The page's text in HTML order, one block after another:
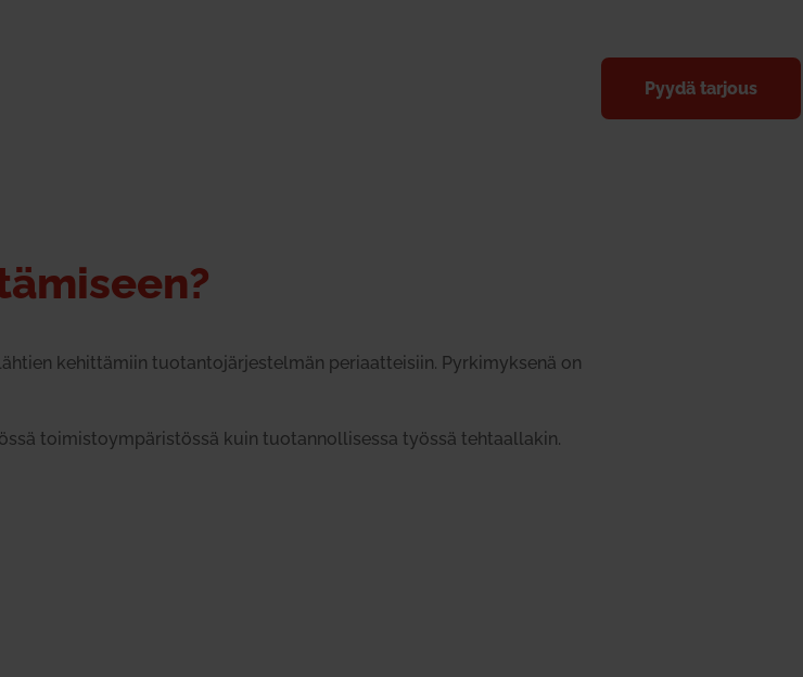
Pyydä tarjous
kehit­tämiin tuo­tan­to­jär­jes­telmän peri­aat­teisiin. Pyr­ki­myksenä on
toi­mis­to­ym­pä­ris­tössä kuin tuo­tan­nol­li­sessa työssä teh­taal­lakin.